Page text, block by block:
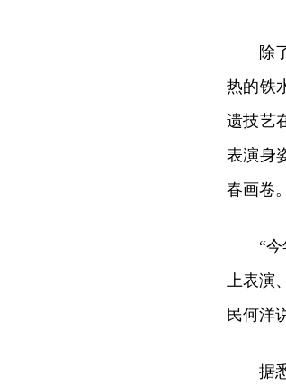
除
热的铁
遗技艺
表演身
春画卷。
“
上表演
民何洋
据